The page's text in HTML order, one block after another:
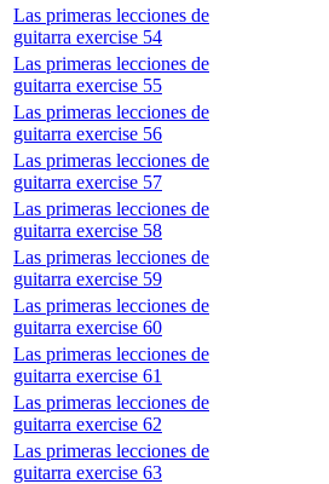
Las primeras lecciones de
guitarra exercise 54
Las primeras lecciones de
guitarra exercise 55
Las primeras lecciones de
guitarra exercise 56
Las primeras lecciones de
guitarra exercise 57
Las primeras lecciones de
guitarra exercise 58
Las primeras lecciones de
guitarra exercise 59
Las primeras lecciones de
guitarra exercise 60
Las primeras lecciones de
guitarra exercise 61
Las primeras lecciones de
guitarra exercise 62
Las primeras lecciones de
guitarra exercise 63